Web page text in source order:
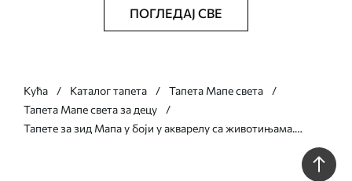
ПОГЛЕДАЈ СВЕ
Кућа Каталог тапета
Тапета Мапе света
Тапета Мапе света за децу
Тапете за зид Мапа у боји у акварелу са животињама.